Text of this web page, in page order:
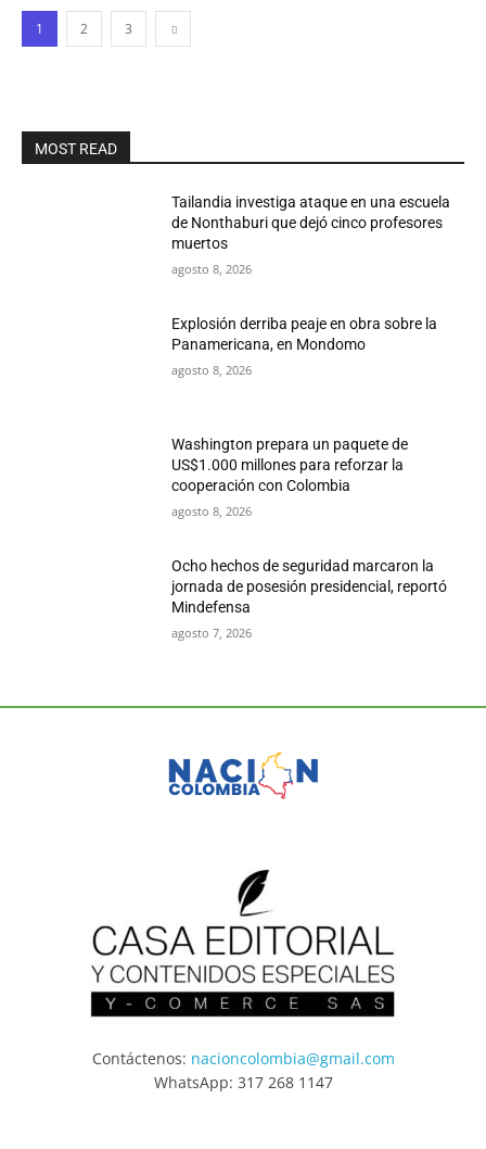
1 2 3
MOST READ
Tailandia investiga ataque en una escuela
de Nonthaburi que dejó cinco profesores
muertos
agosto 8, 2026
Explosión derriba peaje en obra sobre la
Panamericana, en Mondomo
agosto 8, 2026
Washington prepara un paquete de
US$1.000 millones para reforzar la
cooperación con Colombia
agosto 8, 2026
Ocho hechos de seguridad marcaron la
jornada de posesión presidencial, reportó
Mindefensa
agosto 7, 2026
Contáctenos: nacioncolombia@gmail.com
WhatsApp: 317 268 1147